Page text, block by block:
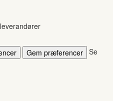
Gem præferencer Se